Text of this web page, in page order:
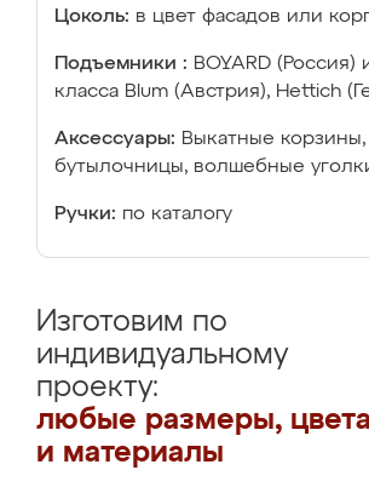
Цоколь: в цвет фасадов или
Подъемники : BOYARD
класса Blum (Австрия), Hettich
Аксессуары: Выкатные корзины,
бутылочницы, волшебные
Ручки: по каталогу
Изготовим по
индивидуальному
проекту:
любые размеры, цвета
и материалы